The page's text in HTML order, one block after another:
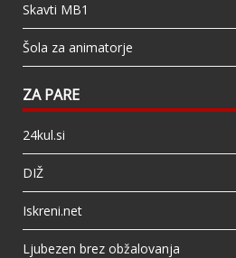
Skavti MB1
Šola za animatorje
ZA PARE
24kul.si
DIŽ
Iskreni.net
Ljubezen brez obžalovanja